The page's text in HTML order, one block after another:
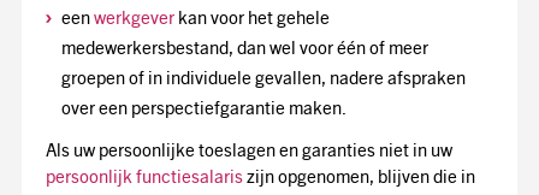
een werkgeverkan voor het gehele
medewerkersbestand, dan wel voor één of meer
groepen of in individuele gevallen, nadere afspraken
over een perspectiefgarantie maken.
Als uw persoonlijke toeslagen en garanties niet in uw
persoonlijk functiesalariszijn opgenomen, blijven die in